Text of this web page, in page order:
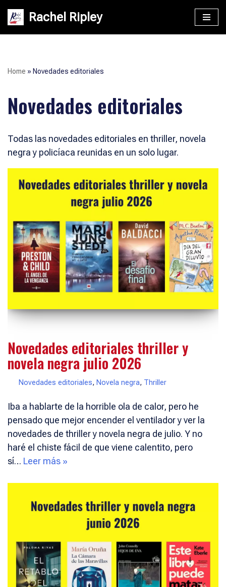
Saltar
Rachel Ripley
Home » Novedades editoriales
Novedades editoriales
Todas las novedades editoriales en thriller, novela
negra y policíaca reunidas en un solo lugar.
Novedades editoriales thriller y
novela negra julio 2026
Novedades editoriales, Novela negra, Thriller
Iba a hablarte de la horrible ola de calor, pero he
pensado que mejor encender el ventilador y ver la
novedades de thriller y novela negra de julio. Y no
haré el chiste fácil de que viene calentito, pero
sí… Leer más »